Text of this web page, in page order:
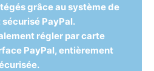
grâce au système de
PayPal.
régler par carte
PayPal, entièrement